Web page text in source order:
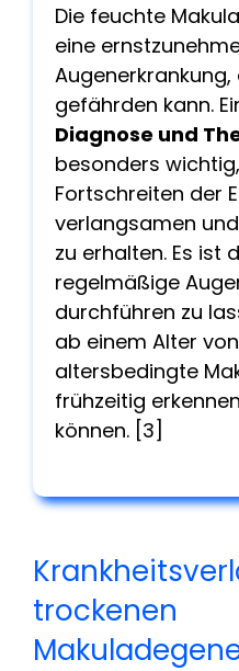
Die feuchte
eine
gefährden kann.
Diagnose und
besonders
Fortschreiten der
verlangsamen
zu erhalten. Es ist
regelmäßige
durchführen zu
ab einem Alter
altersbedingte
frühzeitig
können. [3]
trockenen